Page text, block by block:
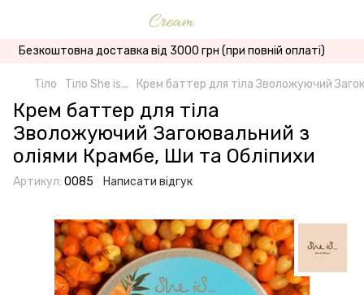
Безкоштовна доставка від 3000 грн (при повній оплаті)
Тіло Тіло She is... Крем баттер для тіла Зволожуючий
Крем баттер для тіла
Зволожуючий Загоювальний з
олiями Крамбе, Ши та Обліпихи
Артикул: 0085 Написати відгук